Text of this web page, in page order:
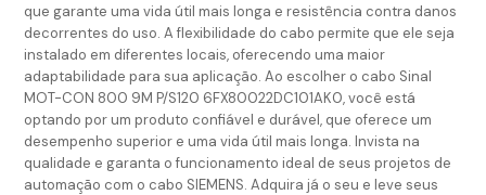
que garante uma vida útil mais longa e resistência contra danos
decorrentes do uso. A flexibilidade do cabo permite que ele seja
instalado em diferentes locais, oferecendo uma maior
adaptabilidade para sua aplicação. Ao escolher o cabo Sinal
MOT-CON 800 9M P/S120 6FX80022DC101AK0, você está
optando por um produto confiável e durável, que oferece um
desempenho superior e uma vida útil mais longa. Invista na
qualidade e garanta o funcionamento ideal de seus projetos de
automação com o cabo SIEMENS. Adquira já o seu e leve seus